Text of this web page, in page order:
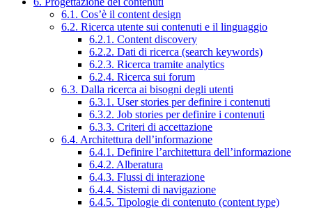
6.1. Cos’è il content design
6.2. Ricerca utente sui contenuti e il linguaggio
6.2.1. Content discovery
6.2.2. Dati di ricerca (search keywords)
6.2.3. Ricerca tramite analytics
6.2.4. Ricerca sui forum
6.3. Dalla ricerca ai bisogni degli utenti
6.3.1. User stories per definire i contenuti
6.3.2. Job stories per definire i contenuti
6.3.3. Criteri di accettazione
6.4. Architettura dell’informazione
6.4.1. Definire l’architettura dell’informazione
6.4.2. Alberatura
6.4.3. Flussi di interazione
6.4.4. Sistemi di navigazione
6.4.5. Tipologie di contenuto (content type)